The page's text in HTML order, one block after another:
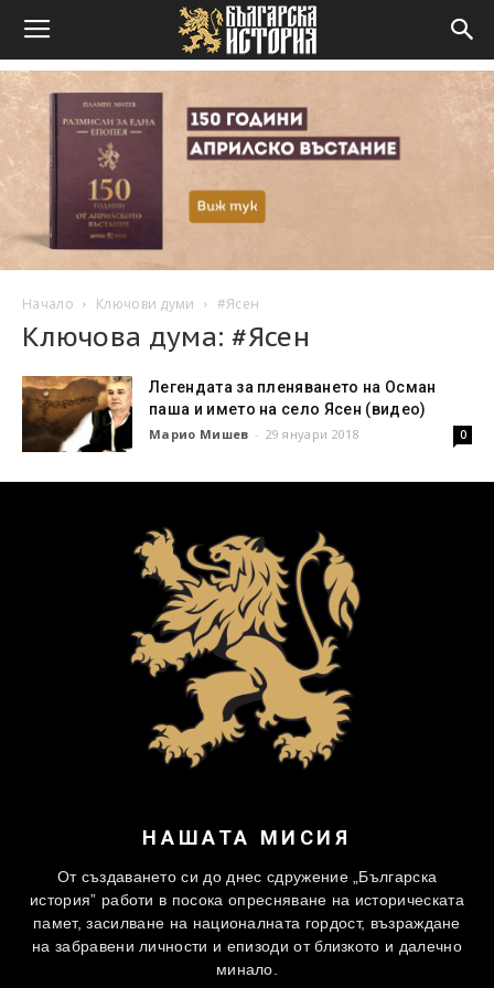
Начало Ключови думи #Ясен
Ключова дума: #Ясен
Легендата за пленяването на Осман
паша и името на село Ясен (видео)
Марио Мишев - 29 януари 2018 0
НАШАТА МИСИЯ
От създаването си до днес сдружение „Българска
история” работи в посока опресняване на историческата
памет, засилване на националната гордост, възраждане
на забравени личности и епизоди от близкото и далечно
минало.